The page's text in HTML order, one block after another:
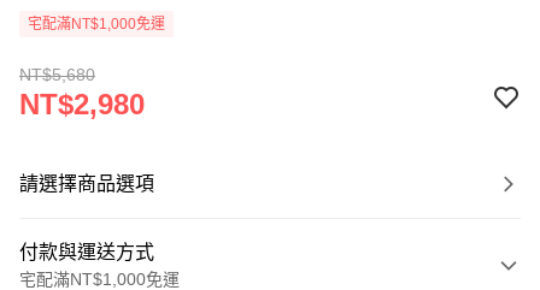
宅配滿NT$1,000免運
NT$5,680
NT$2,980
請選擇商品選項
付款與運送方式
宅配滿NT$1,000免運